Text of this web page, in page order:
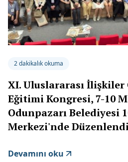
2 dakikalık okuma
XI. Uluslararası İlişkiler
Eğitimi Kongresi, 7-10
Odunpazarı Belediyesi
Merkezi'nde
Devamını oku